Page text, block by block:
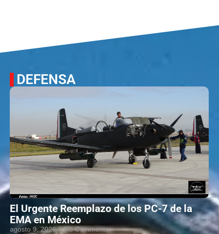
DEFENSA
El Urgente Reemplazo de los PC-7 de la
EMA en México
agosto 9, 2026 / No Comments